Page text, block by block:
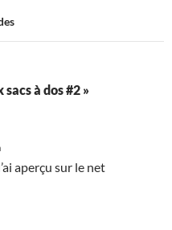
à dos #2 »
aperçu sur le net